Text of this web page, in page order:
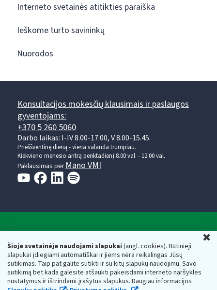
Šioje svetainėje naudojami slapukai(angl. cookies). Būtinieji
slapukai įdiegiami automatiškai ir jiems nėra reikalingas Jūsų
sutikimas. Taip pat galite sutikti ir su kitų slapukų naudojimu. Savo
sutikimą bet kada galėsite atšaukti pakeisdami interneto naršyklės
nustatymus ir ištrindami įrašytus slapukus. Daugiau informacijos
Interneto svetainės atitikties paraiška
Ieškome turto savininkų
Nuorodos
Konsultacijos mokesčių klausimais ir paslaugos
gyventojams:
+370 5 260 5060
Darbo laikas: I-IV 8.00-17.00, V 8.00-15.45.
Prieššventinę dieną - viena valanda trumpiau.
Kiekvieno mėnesio antrą penktadienį 8.00 val. - 12.00 val.
Paklausimas per Mano VMI
Respublikos finansų ministerijos
Biudžetinė įstaiga. Juridinio asmens kodas — 188659752,
adresas: Vasario 16-osios g. 14, 01107 Vilnius, Lietuva, el.paštas:
vmi@vmi.lt, E. pristatymo dėžutės adresas 188659752
Duomenys apie Valstybinę mokesčių inspekciją prie Lietuvos